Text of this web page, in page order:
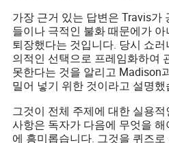
가장 근거 있는 답변은 Travis가
들이나 극적인 불화 때문에가
퇴장했다는 것입니다. 당시 쇼
의적인 선택으로 프레임화하여
못한다는 것을 알리고 Madison
밀어 넣기 위한 것이라고 설명했
그것이 전체 주제에 대한 실용
사항은 독자가 다음에 무엇을
에 흥미롭습니다. 그것을 퀴즈